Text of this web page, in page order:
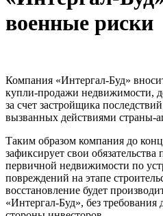
военные риски
Компания «Интергал-Буд»
купли-продажи недвижимости,
за счет застройщика
вызванных действиями страны-
Таким образом компания до
зафиксирует свои обязательства
первичной недвижимости по
повреждений на этапе
восстановление будет
«Интергал-Буд», без